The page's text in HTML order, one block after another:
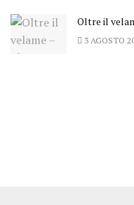
Oltre il
3 AGOSTO